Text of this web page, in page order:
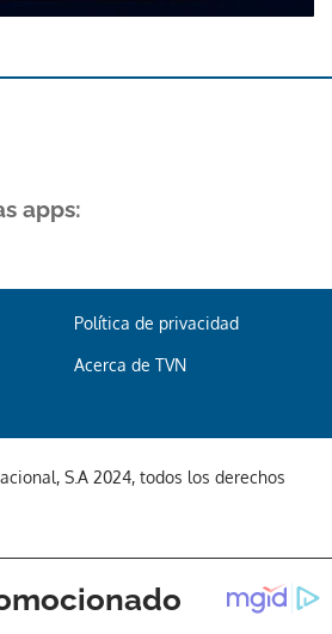
apps:
Política de privacidad
Acerca de TVN
S.A 2024, todos los derechos